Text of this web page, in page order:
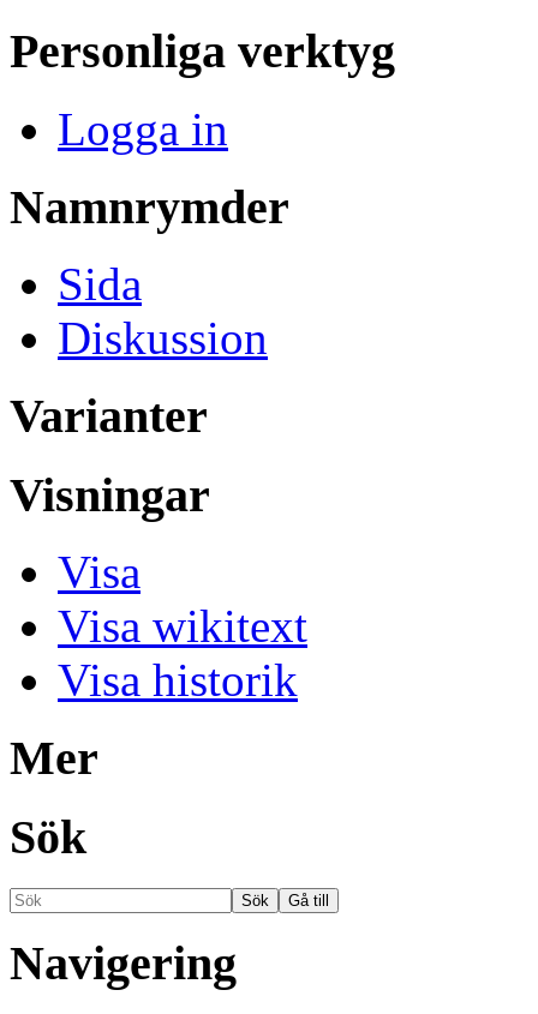
Personliga verktyg
Logga in
Namnrymder
Sida
Diskussion
Varianter
Visningar
Visa
Visa wikitext
Visa historik
Mer
Sök
Navigering